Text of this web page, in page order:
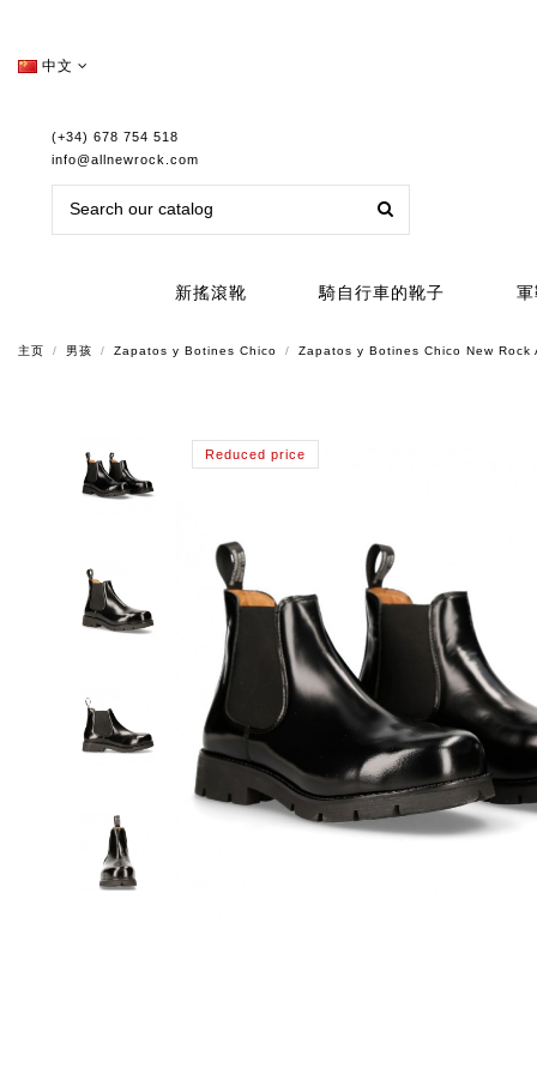
中文
(+34) 678 754 518
info@allnewrock.com
新搖滾靴 騎自行車的靴子
主页 男孩 Zapatos y Botines Chico Zapatos y Botines Chico New Rock
Reduced price